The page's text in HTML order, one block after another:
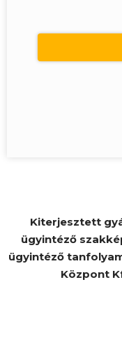
Kiterjesztett
ügyintéző
ügyintéző
Központ